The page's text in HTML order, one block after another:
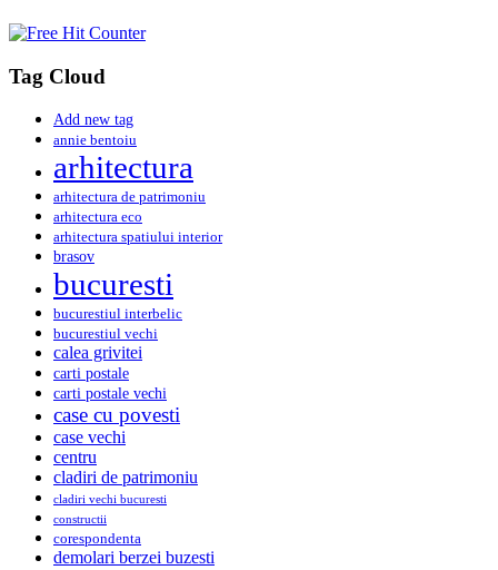
Tag Cloud
Add new tag
annie bentoiu
arhitectura
arhitectura de patrimoniu
arhitectura eco
arhitectura spatiului interior
brasov
bucuresti
bucurestiul interbelic
bucurestiul vechi
calea grivitei
carti postale
carti postale vechi
case cu povesti
case vechi
centru
cladiri de patrimoniu
cladiri vechi bucuresti
constructii
corespondenta
demolari berzei buzesti